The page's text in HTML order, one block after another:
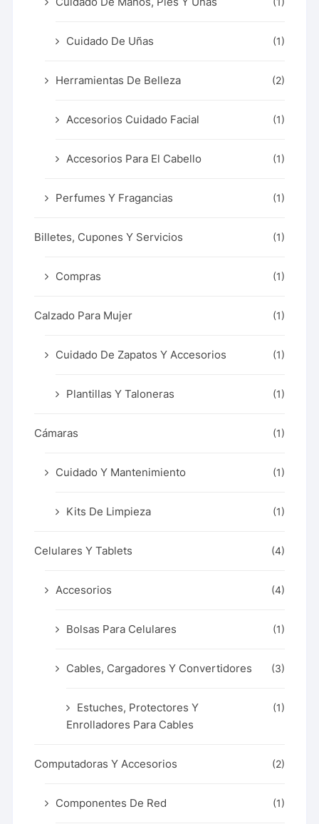
Cuidado De Uñas (1)
Herramientas De Belleza (2)
Accesorios Cuidado Facial (1)
Accesorios Para El Cabello (1)
Perfumes Y Fragancias (1)
Billetes, Cupones Y Servicios (1)
Compras (1)
Calzado Para Mujer (1)
Cuidado De Zapatos Y Accesorios (1)
Plantillas Y Taloneras (1)
Cámaras (1)
Cuidado Y Mantenimiento (1)
Kits De Limpieza (1)
Celulares Y Tablets (4)
Accesorios (4)
Bolsas Para Celulares (1)
Cables, Cargadores Y Convertidores (3)
Estuches, Protectores Y
Enrolladores Para Cables
(1)
Computadoras Y Accesorios (2)
Componentes De Red (1)